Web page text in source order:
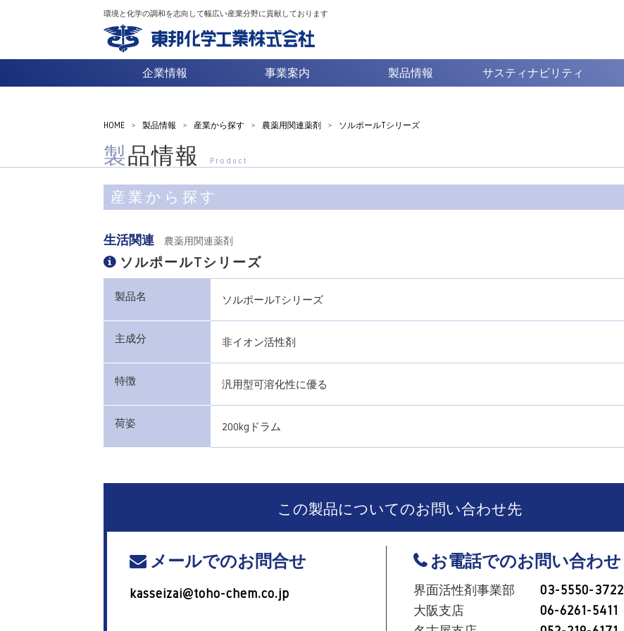
環境と化学の調和を志向して幅広い産業分野に貢献しております
企業情報 事業案内 製品情報 サスティナビリティ
HOME > 製品情報 > 産業から探す > 農薬用関連薬剤 > ソルポールTシリーズ
製品情報 Product
産業から探す
生活関連 農薬用関連薬剤
ソルポールTシリーズ
製品名 ソルポールTシリーズ
主成分 非イオン活性剤
特徴 汎用型可溶化性に優る
荷姿 200kgドラム
この製品についてのお問い合わせ先
メールでのお問合せ
kasseizai@toho-chem.co.jp
お電話でのお問い合わせ
界面活性剤事業部
03-5550-3722
大阪支店
06-6261-5411